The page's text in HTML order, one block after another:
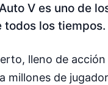
V es uno de
todos los tiempos.
lleno de
millones de